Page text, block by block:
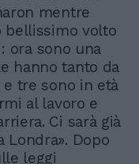
mentre
bellissimo volto
ora sono una
hanno tanto da
tre sono in età
al lavoro e
Ci sarà già
Londra». Dopo
leggi